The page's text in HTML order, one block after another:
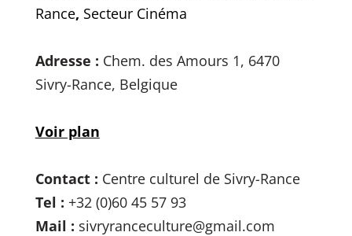
Rance, Secteur Cinéma
Adresse : Chem. des Amours 1, 6470
Sivry-Rance, Belgique
Voir plan
Contact : Centre culturel de Sivry-Rance
Tel : +32 (0)60 45 57 93
Mail : sivryranceculture@gmail.com